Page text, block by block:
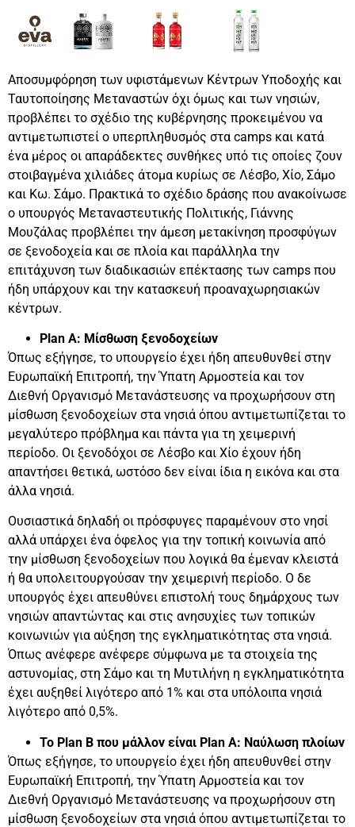
Αποσυμφόρηση των υφιστάμενων Κέντρων Υποδοχής και
Ταυτοποίησης Μεταναστών όχι όμως και των νησιών,
προβλέπει το σχέδιο της κυβέρνησης προκειμένου να
αντιμετωπιστεί ο υπερπληθυσμός στα camps και κατά
ένα μέρος οι απαράδεκτες συνθήκες υπό τις οποίες ζουν
στοιβαγμένα χιλιάδες άτομα κυρίως σε Λέσβο, Χίο, Σάμο
και Κω. Σάμο. Πρακτικά το σχέδιο δράσης που ανακοίνωσε
ο υπουργός Μεταναστευτικής Πολιτικής, Γιάννης
Μουζάλας προβλέπει την άμεση μετακίνηση προσφύγων
σε ξενοδοχεία και σε πλοία και παράλληλα την
επιτάχυνση των διαδικασιών επέκτασης των camps που
ήδη υπάρχουν και την κατασκευή προαναχωρησιακών
κέντρων.
Plan A: Μίσθωση ξενοδοχείων
Όπως εξήγησε, το υπουργείο έχει ήδη απευθυνθεί στην
Ευρωπαϊκή Επιτροπή, την Ύπατη Αρμοστεία και τον
Διεθνή Οργανισμό Μετανάστευσης να προχωρήσουν στη
μίσθωση ξενοδοχείων στα νησιά όπου αντιμετωπίζεται το
μεγαλύτερο πρόβλημα και πάντα για τη χειμερινή
περίοδο. Οι ξενοδόχοι σε Λέσβο και Χίο έχουν ήδη
απαντήσει θετικά, ωστόσο δεν είναι ίδια η εικόνα και στα
άλλα νησιά.
Ουσιαστικά δηλαδή οι πρόσφυγες παραμένουν στο νησί
αλλά υπάρχει ένα όφελος για την τοπική κοινωνία από
την μίσθωση ξενοδοχείων που λογικά θα έμεναν κλειστά
ή θα υπολειτουργούσαν την χειμερινή περίοδο. Ο δε
υπουργός έχει απευθύνει επιστολή τους δημάρχους των
νησιών απαντώντας και στις ανησυχίες των τοπικών
κοινωνιών για αύξηση της εγκληματικότητας στα νησιά.
Όπως ανέφερε ανέφερε σύμφωνα με τα στοιχεία της
αστυνομίας, στη Σάμο και τη Μυτιλήνη η εγκληματικότητα
έχει αυξηθεί λιγότερο από 1% και στα υπόλοιπα νησιά
λιγότερο από 0,5%.
Το Plan B που μάλλον είναι Plan A: Ναύλωση πλοίων
Όπως εξήγησε, το υπουργείο έχει ήδη απευθυνθεί στην
Ευρωπαϊκή Επιτροπή, την Ύπατη Αρμοστεία και τον
Διεθνή Οργανισμό Μετανάστευσης να προχωρήσουν στη
μίσθωση ξενοδοχείων στα νησιά όπου αντιμετωπίζεται το